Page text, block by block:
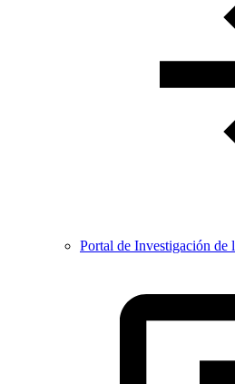
Portal de Investigación de